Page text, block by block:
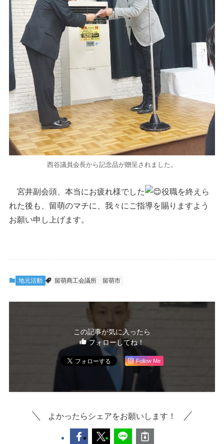
西谷議員会長から記念品が贈呈されました。
宮井副会頭、本当にお疲れ様でした
役職を終えら
れた後も、留萌のマチに、我々にご指導を賜りますよう
お願い申し上げます。
地元活動 留萌商工会議所 留萌市
この記事が気に入ったら
フォローしてね！
Follow Me
よかったらシェアをお願いします！